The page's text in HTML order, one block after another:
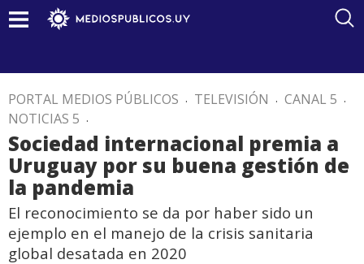
PORTAL MEDIOS PÚBLICOS . TELEVISIÓN . CANAL 5 .
NOTICIAS 5 .
Sociedad internacional premia a
Uruguay por su buena gestión de
la pandemia
El reconocimiento se da por haber sido un
ejemplo en el manejo de la crisis sanitaria
global desatada en 2020